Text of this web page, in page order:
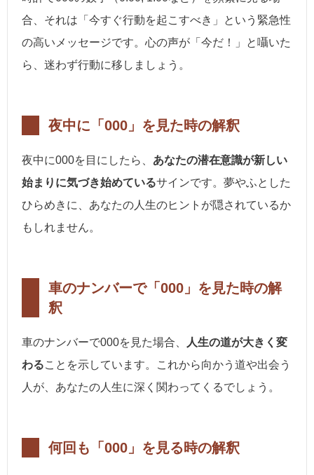
合、それは「今すぐ行動を起こすべき」という緊急性
の高いメッセージです。心の声が「今だ！」と囁いた
ら、迷わず行動に移しましょう。
夜中に「000」を見た時の解釈
夜中に000を目にしたら、 あなたの潜在意識が新しい
始まりに気づき始めているサインです。夢やふとした
ひらめきに、あなたの人生のヒントが隠されているか
もしれません。
車のナンバーで「000」を見た時の解
釈
車のナンバーで000を見た場合、
人生の道が大きく変
わることを示しています。これから向かう道や出会う
人が、あなたの人生に深く関わってくるでしょう。
何回も「000」を見る時の解釈